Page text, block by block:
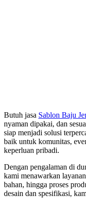
Butuh jasa Sablon Baju
nyaman dipakai, dan
siap menjadi solusi
baik untuk komunitas,
keperluan pribadi.
Dengan pengalaman di
kami menawarkan
bahan, hingga proses
desain dan spesifikasi,